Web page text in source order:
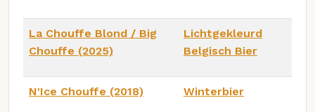
La Chouffe Blond / Big
Chouffe (2025)
Lichtgekleurd
Belgisch Bier
N'Ice Chouffe (2018) Winterbier